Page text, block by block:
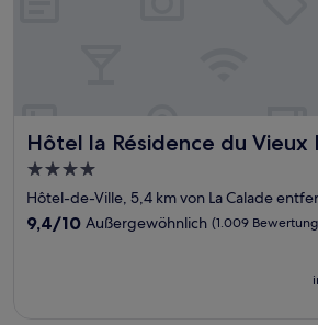
Hôtel la Résidence du Vieux
Hôtel la Résidence du Vieux Port
4.0-
Sterne-
Unterkunft
Hôtel-de-Ville, 5,4 km von La Calade
9.4
9,4/10 Außergewöhnlich (1.009